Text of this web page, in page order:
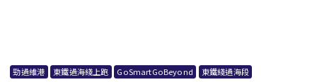
勁過維港 東鐵過海綫上跑 GoSmartGoBeyond
東鐵綫過海段